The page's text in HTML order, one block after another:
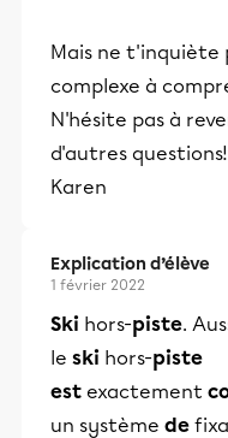
éducative.
Mais ne t'inquiète
complexe à
N'hésite pas à
d'autres questions!
Karen
Explication d’élève
1 février 2022
Ski hors-piste.
le ski hors-piste
est exactement
un système de